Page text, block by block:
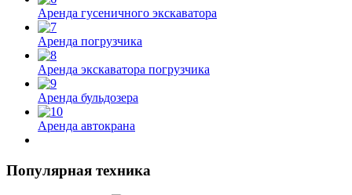
Аренда гусеничного экскаватора
Аренда погрузчика
Аренда экскаватора погрузчика
Аренда бульдозера
Аренда автокрана
Популярная техника